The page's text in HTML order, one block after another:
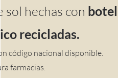
sol hechas con
recicladas.
código nacional disponible.
farmacias.